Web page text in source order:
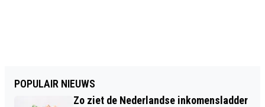
POPULAIR NIEUWS
Zo ziet de Nederlandse inkomensladder